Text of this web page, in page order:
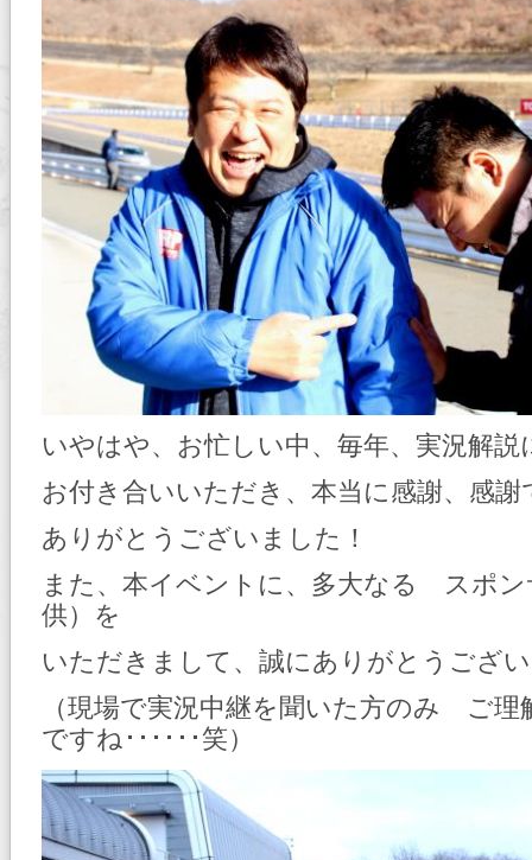
いやはや、お忙しい中、毎年、実況解説
お付き合いいただき、本当に感謝、感
ありがとうございました！
また、本イベントに、多大なる スポン
供）を
いただきまして、誠にありがとうござ
（現場で実況中継を聞いた方のみ ご理
ですね･･････笑）